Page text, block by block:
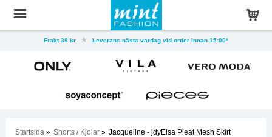
Frakt 39 kr Leverans nästa vardag vid order innan 15:00*
Startsida » Shorts / Kjolar » Jacqueline - jdyElsa Pleat Mesh Skirt